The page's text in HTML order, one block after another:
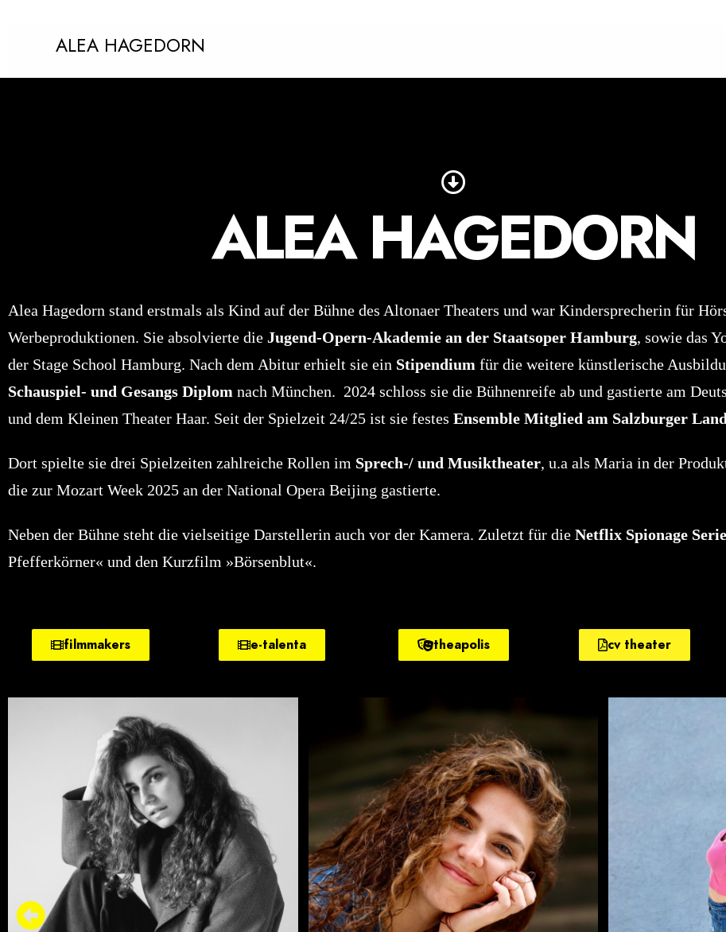
ALEA HAGEDORN
ALEA HAGEDORN
Alea Hagedorn stand erstmals als Kind auf der Bühne des Altonaer Theaters und war Kindersprecherin für
Werbeproduktionen. Sie absolvierte die Jugend-Opern-Akademie an der Staatsoper Hamburg, sowie das
der Stage School Hamburg. Nach dem Abitur erhielt sie ein Stipendium für die weitere künstlerische
Schauspiel- und Gesangs Diplom nach München. 2024 schloss sie die Bühnenreife ab und gastierte am
und dem Kleinen Theater Haar. Seit der Spielzeit 24/25 ist sie festes Ensemble Mitglied am Salzburger
Dort spielte sie drei Spielzeiten zahlreiche Rollen im Sprech-/ und Musiktheater, u.a als Maria in der
die zur Mozart Week 2025 an der National Opera Beijing gastierte.
Neben der Bühne steht die vielseitige Darstellerin auch vor der Kamera. Zuletzt für die Netflix Spionage
Pfefferkörner« und den Kurzfilm »Börsenblut«.
filmmakers e-talenta theapolis cv theater